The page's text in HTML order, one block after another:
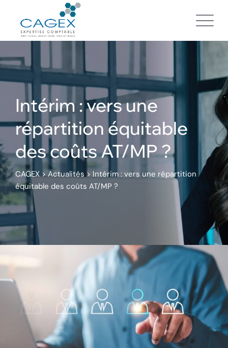
content
Intérim : vers une
répartition équitable
des coûts AT/MP ?
CAGEX>Actualités > Intérim : vers une répartition
équitable des coûts AT/MP ?